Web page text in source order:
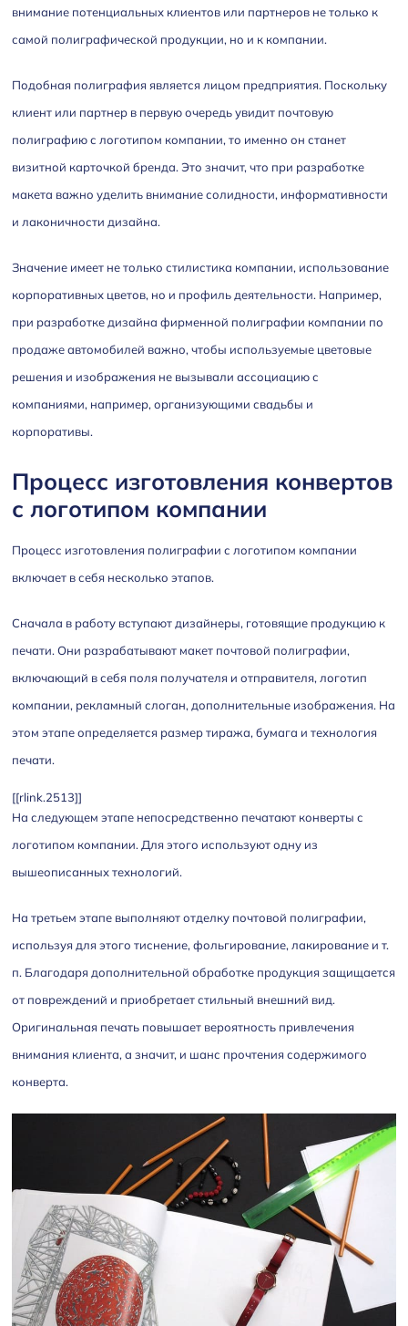
внимание потенциальных клиентов или партнеров не только к
самой полиграфической продукции, но и к компании.
Подобная полиграфия является лицом предприятия. Поскольку
клиент или партнер в первую очередь увидит почтовую
полиграфию с логотипом компании, то именно он станет
визитной карточкой бренда. Это значит, что при разработке
макета важно уделить внимание солидности, информативности
и лаконичности дизайна.
Значение имеет не только стилистика компании, использование
корпоративных цветов, но и профиль деятельности. Например,
при разработке дизайна фирменной полиграфии компании по
продаже автомобилей важно, чтобы используемые цветовые
решения и изображения не вызывали ассоциацию с
компаниями, например, организующими свадьбы и
корпоративы.
Процесс изготовления конвертов
с логотипом компании
Процесс изготовления полиграфии с логотипом компании
включает в себя несколько этапов.
Сначала в работу вступают дизайнеры, готовящие продукцию к
печати. Они разрабатывают макет почтовой полиграфии,
включающий в себя поля получателя и отправителя, логотип
компании, рекламный слоган, дополнительные изображения. На
этом этапе определяется размер тиража, бумага и технология
печати.
[[rlink.2513]]
На следующем этапе непосредственно печатают конверты с
логотипом компании. Для этого используют одну из
вышеописанных технологий.
На третьем этапе выполняют отделку почтовой полиграфии,
используя для этого тиснение, фольгирование, лакирование и т.
п. Благодаря дополнительной обработке продукция защищается
от повреждений и приобретает стильный внешний вид.
Оригинальная печать повышает вероятность привлечения
внимания клиента, а значит, и шанс прочтения содержимого
конверта.